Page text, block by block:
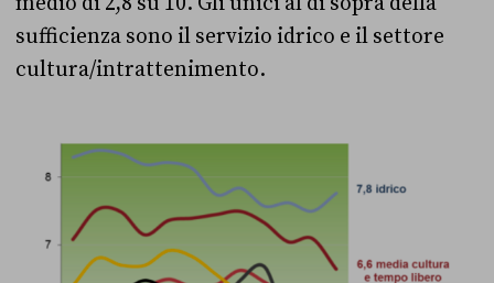
sufficienza sono il servizio idrico e il settore
cultura/intrattenimento.